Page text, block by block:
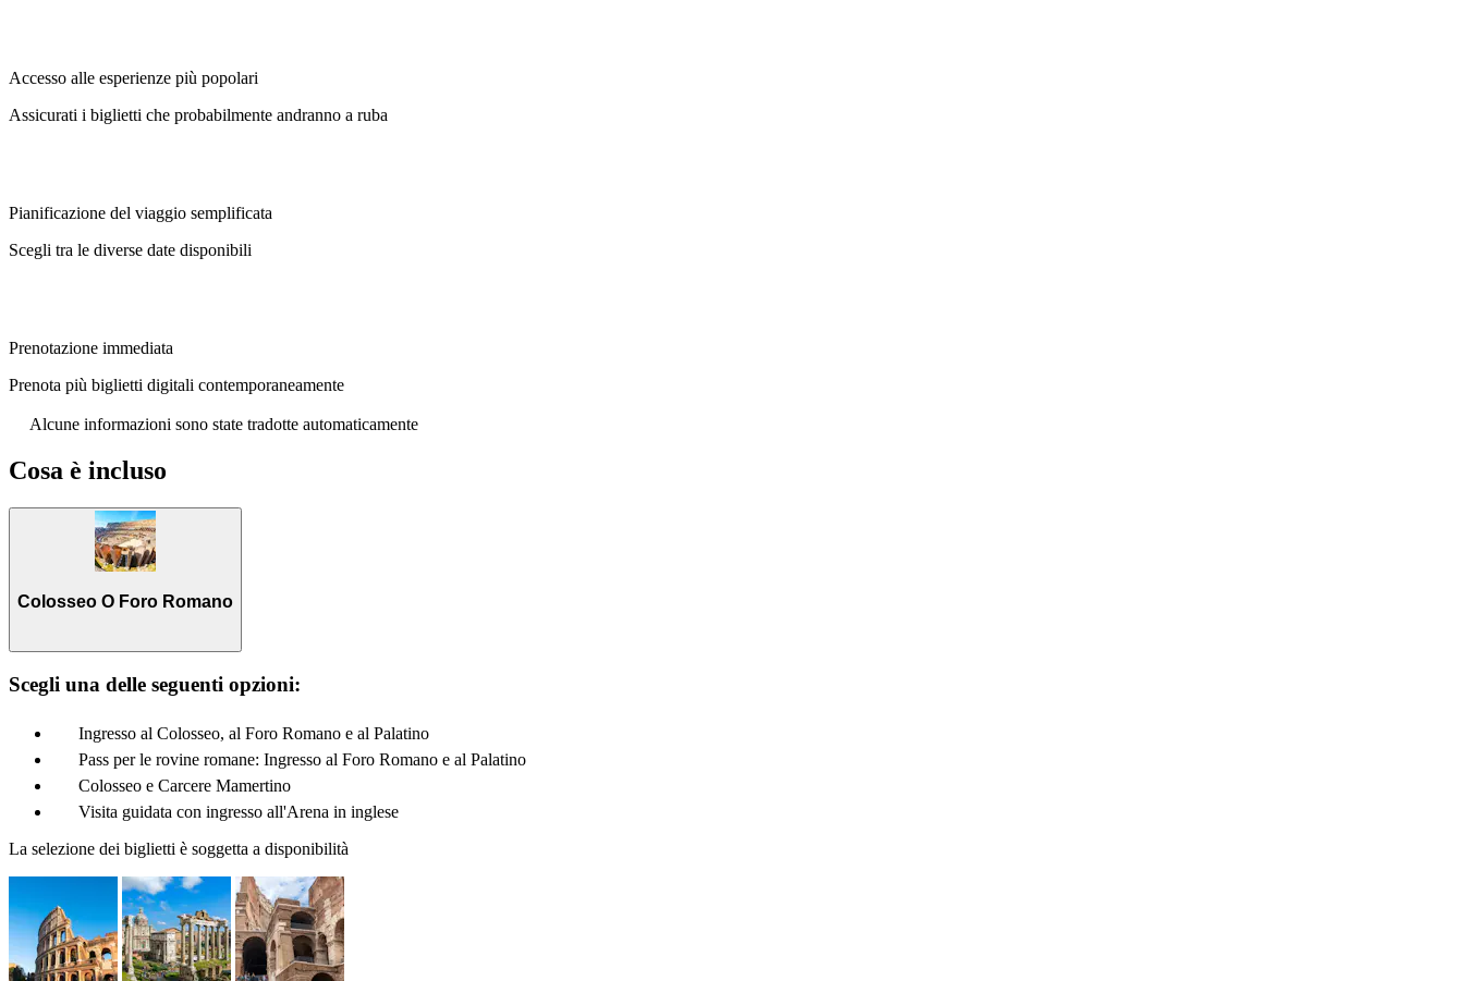
Accesso alle esperienze più popolari
Assicurati i biglietti che probabilmente andranno a ruba
Pianificazione del viaggio semplificata
Scegli tra le diverse date disponibili
Prenotazione immediata
Prenota più biglietti digitali contemporaneamente
Alcune informazioni sono state tradotte automaticamente
Cosa è incluso
Colosseo O Foro Romano
Scegli una delle seguenti opzioni:
Ingresso al Colosseo, al Foro Romano e al Palatino
Pass per le rovine romane: Ingresso al Foro Romano e al Palatino
Colosseo e Carcere Mamertino
Visita guidata con ingresso all'Arena in inglese
La selezione dei biglietti è soggetta a disponibilità